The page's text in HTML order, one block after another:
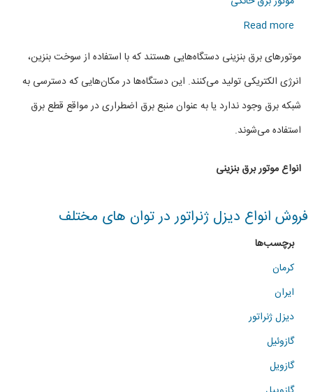
Read more
about
فروش
انواع
موتور
برق
در
های
موتورهای برق بنزینی دستگاه‌هایی هستند که با استفاده از سوخت بنزین،
انرژی الکتریکی تولید می‌کنند. این دستگاه‌ها در مکان‌هایی که دسترسی به
شبکه برق وجود ندارد یا به عنوان منبع برق اضطراری در مواقع قطع برق
استفاده می‌شوند.
انواع موتور برق بنزینی
فروش انواع دیزل ژنراتور در توان های مختلف
برچسب‌ها
کرمان
ایران
دیزل ژنراتور
گازوئیل
گازویل